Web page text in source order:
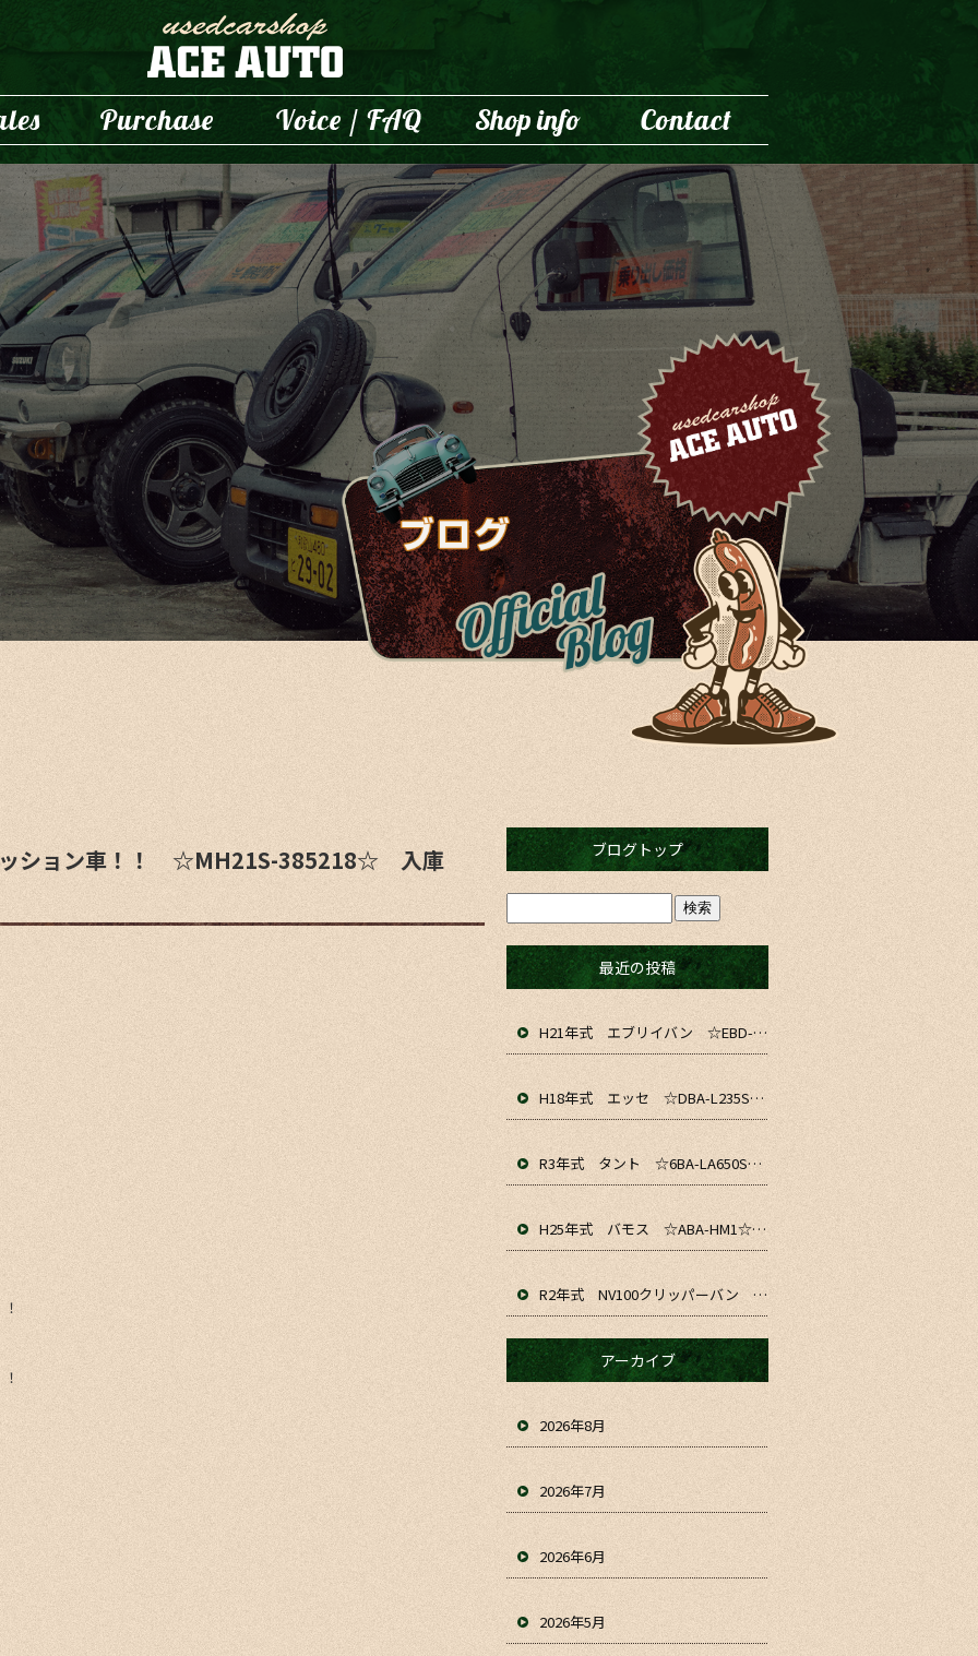
ション車！！ ☆MH21S-385218☆ 入庫 ブログトップ
最近の投稿
H21年式 エブリイバン ☆EBD-DA64V☆ 入庫&仕上がりました！！ お仕事や通勤、軽貨物にいかがでしょうか☆
H18年式 エッセ ☆DBA-L235S☆ 入庫&仕上がりました～！ お仕事や通勤、普段のお車にいかがでしょうか☆
R3年式 タント ☆6BA-LA650S☆ 入庫&仕上がりました！！ お仕事や通勤、普段のお車にいかがでしょうか☆
H25年式 バモス ☆ABA-HM1☆ 入庫&仕上がりました！！お仕事や普段のお車にいかがでしょうか☆
R2年式 NV100クリッパーバン ☆HBD-DR17V☆ 入庫&仕上がりました！！ お仕事や趣味、普段のお車にいかがでしょうか☆
アーカイブ
2026年8月
2026年7月
2026年6月
2026年5月